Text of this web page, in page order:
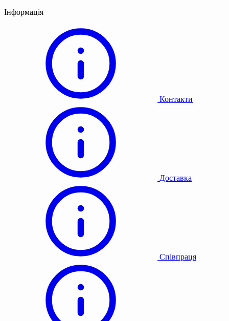
Інформація
Контакти
Доставка
Співпраця